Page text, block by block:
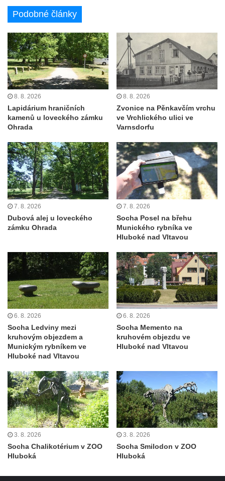
Podobné články
8. 8. 2026
Lapidárium hraničních
kamenů u loveckého zámku
Ohrada
8. 8. 2026
Zvonice na Pěnkavčím vrchu
ve Vrchlického ulici ve
Varnsdorfu
7. 8. 2026
Dubová alej u loveckého
zámku Ohrada
7. 8. 2026
Socha Posel na břehu
Munického rybníka ve
Hluboké nad Vltavou
6. 8. 2026
Socha Ledviny mezi
kruhovým objezdem a
Munickým rybníkem ve
Hluboké nad Vltavou
6. 8. 2026
Socha Memento na
kruhovém objezdu ve
Hluboké nad Vltavou
3. 8. 2026
Socha Chalikotérium v ZOO
Hluboká
3. 8. 2026
Socha Smilodon v ZOO
Hluboká